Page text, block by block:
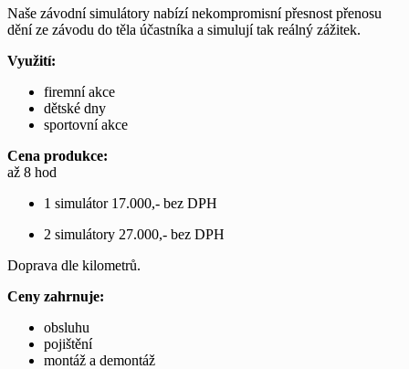
Naše závodní simulátory nabízí nekompromisní přesnost přenosu
dění ze závodu do těla účastníka a simulují tak reálný zážitek.
Využití:
firemní akce
dětské dny
sportovní akce
Cena produkce:
až 8 hod
1 simulátor 17.000,- bez DPH
2 simulátory 27.000,- bez DPH
Doprava dle kilometrů.
Ceny zahrnuje:
obsluhu
pojištění
montáž a demontáž